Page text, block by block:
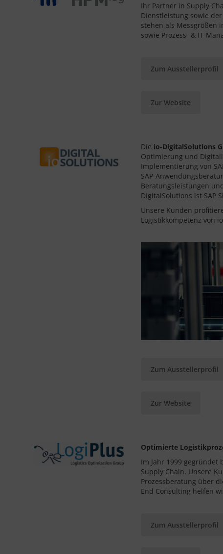
Ihr Partner in Supply
Dienstleistung sowie
stehen als Messgrößen
sowie Prozess- & IT-
Zum Ausstellerprofil
Zur Website
Die io-DigitalSolutions
Optimierung und
Implementierung von
SAP-
Beratungsleistungen
DigitalSolutions ist SAP
Unsere Kunden
Logistikkompetenz von
Zum Ausstellerprofil
Zur Website
Optimierte
Im Jahr 1999
Supply Chain. Unsere
Prozessberatung über
End Consulting helfen
Zum Ausstellerprofil